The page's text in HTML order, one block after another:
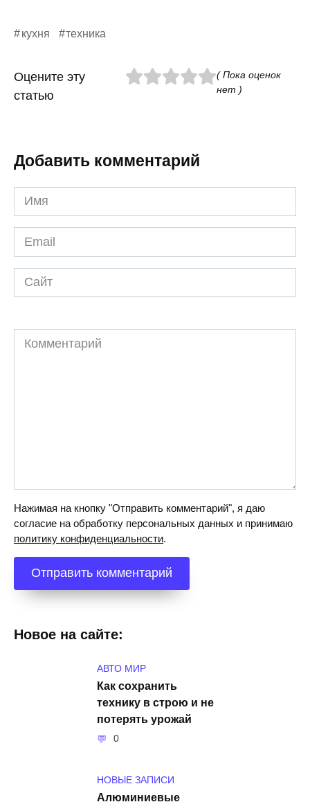
кухня техника
Оцените эту
статью
( Пока оценок
нет )
Добавить комментарий
Имя
*
Email
*
Сайт
Комментарий
Нажимая на кнопку "Отправить комментарий", я даю
согласие на обработку персональных данных и принимаю
политику конфиденциальности.
Новое на сайте:
АВТО МИР
Как сохранить
технику в строю и не
потерять урожай
0
НОВЫЕ ЗАПИСИ
Алюминиевые